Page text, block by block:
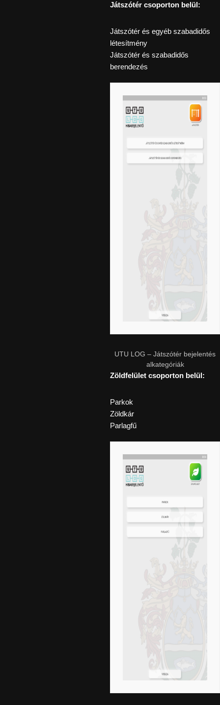
Játszótér csoporton belül:
Játszótér és egyéb szabadidős
létesítmény
Játszótér és szabadidős
berendezés
UTU LOG – Játszótér bejelentés
alkategóriák
Zöldfelület csoporton belül:
Parkok
Zöldkár
Parlagfű